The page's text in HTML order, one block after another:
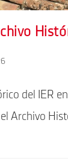
del IER
Archivo